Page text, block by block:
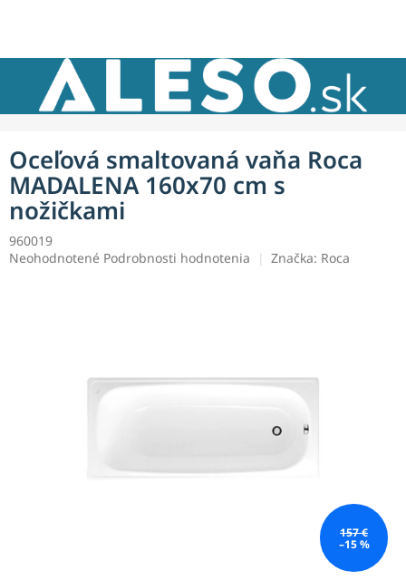
Oceľová smaltovaná vaňa Roca
MADALENA 160x70 cm s
nožičkami
960019
Priemerné
Neohodnotené Podrobnosti hodnotenia Značka: Roca
157 €
–15 %